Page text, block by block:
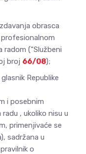
obrasca
radom (“Službeni
broj 66/08);
Republike
i posebnim
, ukoliko nisu u
primenjivaće se
sadržana u
o